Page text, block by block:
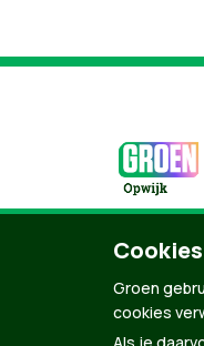
©
Groen
cookies